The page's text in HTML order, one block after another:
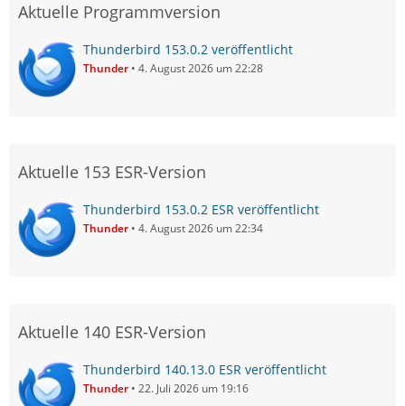
Aktuelle Programmversion
Thunderbird 153.0.2 veröffentlicht
Thunder 4. August 2026 um 22:28
Aktuelle 153 ESR-Version
Thunderbird 153.0.2 ESR veröffentlicht
Thunder 4. August 2026 um 22:34
Aktuelle 140 ESR-Version
Thunderbird 140.13.0 ESR veröffentlicht
Thunder 22. Juli 2026 um 19:16